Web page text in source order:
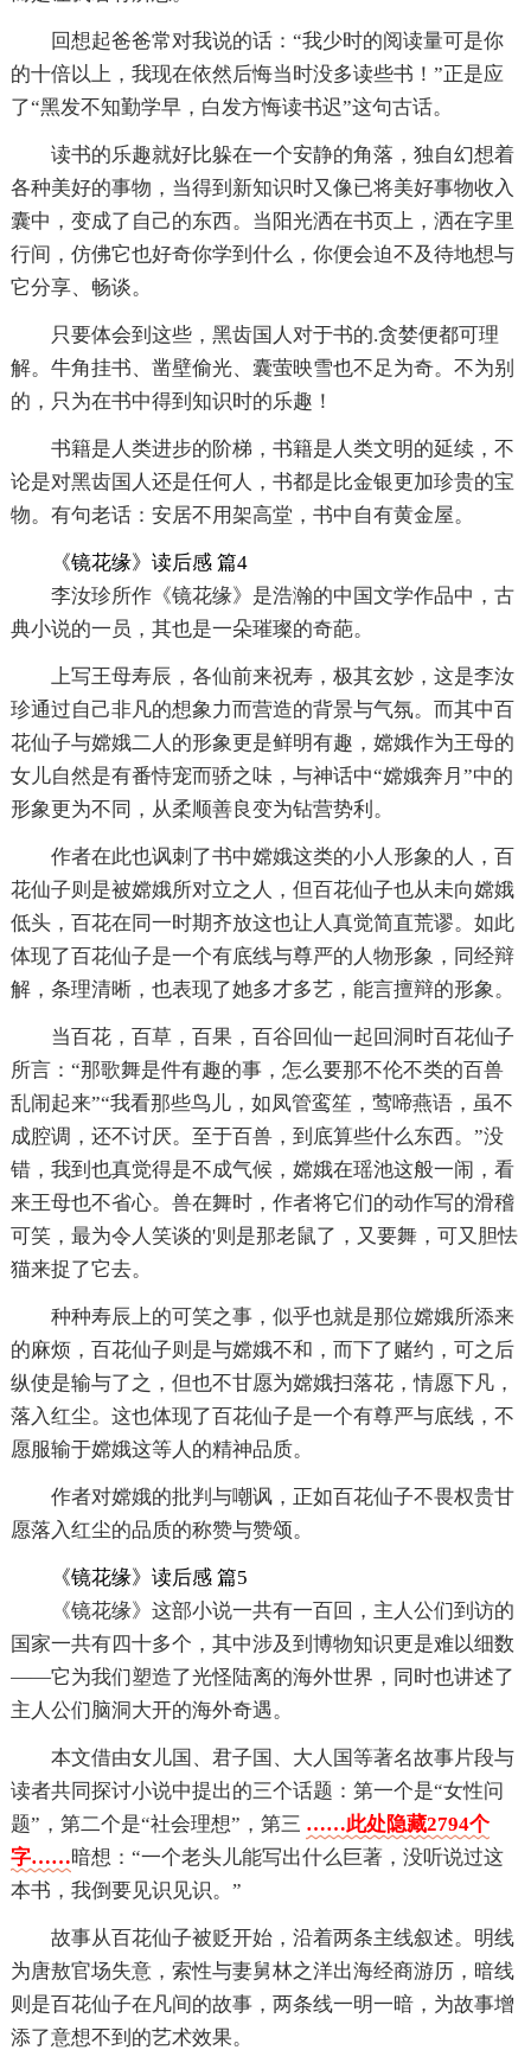
回想起爸爸常对我说的话：“我少时的阅读量可是你
的十倍以上，我现在依然后悔当时没多读些书！”正是应
了“黑发不知勤学早，白发方悔读书迟”这句古话。
读书的乐趣就好比躲在一个安静的角落，独自幻想着
各种美好的事物，当得到新知识时又像已将美好事物收入
囊中，变成了自己的东西。当阳光洒在书页上，洒在字里
行间，仿佛它也好奇你学到什么，你便会迫不及待地想与
它分享、畅谈。
只要体会到这些，黑齿国人对于书的.贪婪便都可理
解。牛角挂书、凿壁偷光、囊萤映雪也不足为奇。不为别
的，只为在书中得到知识时的乐趣！
书籍是人类进步的阶梯，书籍是人类文明的延续，不
论是对黑齿国人还是任何人，书都是比金银更加珍贵的宝
物。有句老话：安居不用架高堂，书中自有黄金屋。
《镜花缘》读后感 篇4
李汝珍所作《镜花缘》是浩瀚的中国文学作品中，古
典小说的一员，其也是一朵璀璨的奇葩。
上写王母寿辰，各仙前来祝寿，极其玄妙，这是李汝
珍通过自己非凡的想象力而营造的背景与气氛。而其中百
花仙子与嫦娥二人的形象更是鲜明有趣，嫦娥作为王母的
女儿自然是有番恃宠而骄之味，与神话中“嫦娥奔月”中的
形象更为不同，从柔顺善良变为钻营势利。
作者在此也讽刺了书中嫦娥这类的小人形象的人，百
花仙子则是被嫦娥所对立之人，但百花仙子也从未向嫦娥
低头，百花在同一时期齐放这也让人真觉简直荒谬。如此
体现了百花仙子是一个有底线与尊严的人物形象，同经辩
解，条理清晰，也表现了她多才多艺，能言擅辩的形象。
当百花，百草，百果，百谷回仙一起回洞时百花仙子
所言：“那歌舞是件有趣的事，怎么要那不伦不类的百兽
乱闹起来”“我看那些鸟儿，如凤管鸾笙，莺啼燕语，虽不
成腔调，还不讨厌。至于百兽，到底算些什么东西。”没
错，我到也真觉得是不成气候，嫦娥在瑶池这般一闹，看
来王母也不省心。兽在舞时，作者将它们的动作写的滑稽
可笑，最为令人笑谈的'则是那老鼠了，又要舞，可又胆怯
猫来捉了它去。
种种寿辰上的可笑之事，似乎也就是那位嫦娥所添来
的麻烦，百花仙子则是与嫦娥不和，而下了赌约，可之后
纵使是输与了之，但也不甘愿为嫦娥扫落花，情愿下凡，
落入红尘。这也体现了百花仙子是一个有尊严与底线，不
愿服输于嫦娥这等人的精神品质。
作者对嫦娥的批判与嘲讽，正如百花仙子不畏权贵甘
愿落入红尘的品质的称赞与赞颂。
《镜花缘》读后感 篇5
《镜花缘》这部小说一共有一百回，主人公们到访的
国家一共有四十多个，其中涉及到博物知识更是难以细数
——它为我们塑造了光怪陆离的海外世界，同时也讲述了
主人公们脑洞大开的海外奇遇。
本文借由女儿国、君子国、大人国等著名故事片段与
读者共同探讨小说中提出的三个话题：第一个是“女性问
题”，第二个是“社会理想”，第三 ……此处隐藏2794个
字……暗想：“一个老头儿能写出什么巨著，没听说过这
本书，我倒要见识见识。”
故事从百花仙子被贬开始，沿着两条主线叙述。明线
为唐敖官场失意，索性与妻舅林之洋出海经商游历，暗线
则是百花仙子在凡间的故事，两条线一明一暗，为故事增
添了意想不到的艺术效果。